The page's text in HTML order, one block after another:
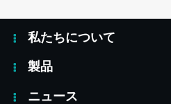
私たちについて
製品
ニュース